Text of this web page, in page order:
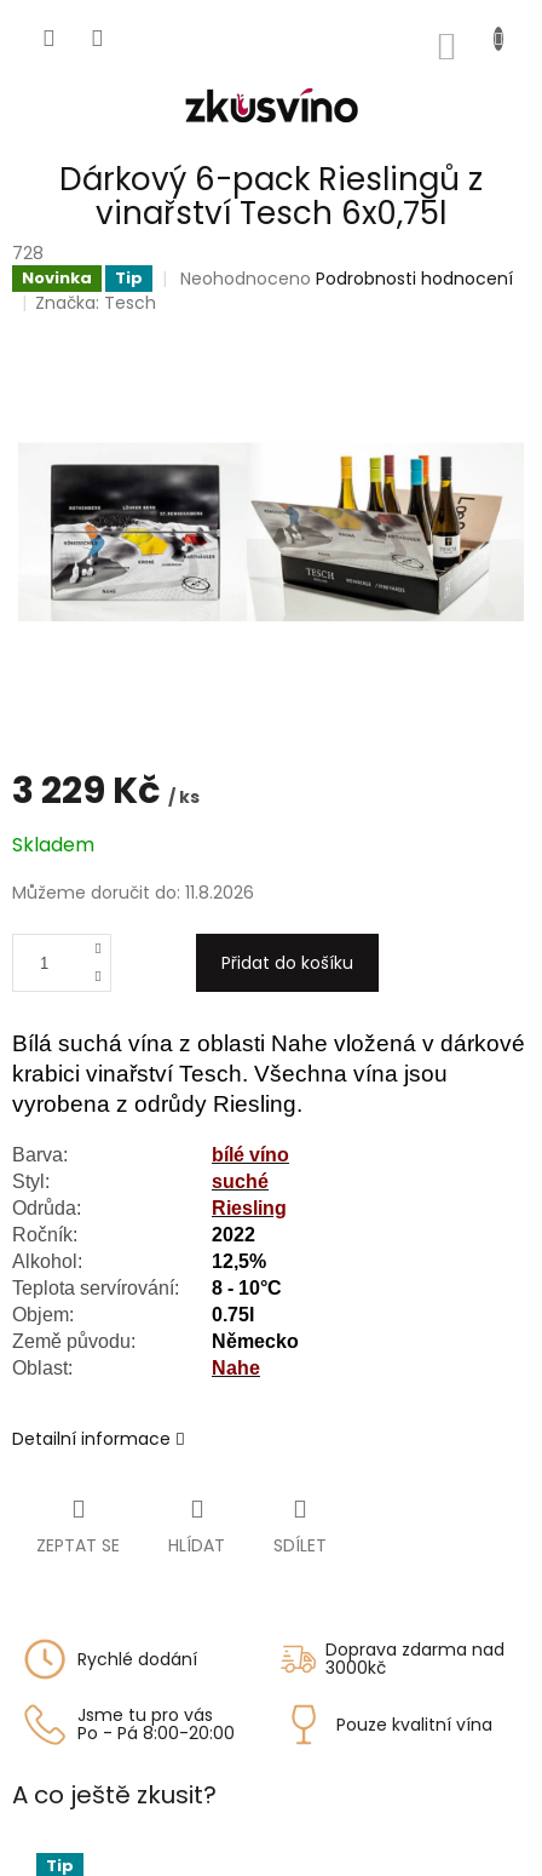
Dárkový 6-pack Rieslingů z
vinařství Tesch 6x0,75l
728
Novinka Tip
Průměrné
Neohodnoceno Podrobnosti hodnocení
Značka: Tesch
3 229 Kč / ks
Měrná
cena:
Skladem
Můžeme doručit do: 11.8.2026
Přidat do košíku
Bílá suchá vína z oblasti Nahe vložená v dárkové
krabici vinařství Tesch. Všechna vína jsou
vyrobena z odrůdy Riesling.
Barva:
bílé víno
Styl:
suché
Odrůda:
Riesling
Ročník:
2022
Alkohol:
12,5%
Teplota servírování:
8 - 10°C
Objem:
0.75l
Země původu:
Německo
Oblast:
Nahe
Detailní informace
ZEPTAT SE HLÍDAT SDÍLET
Rychlé dodání Doprava zdarma nad
3000kč
Jsme tu pro vás
Po - Pá 8:00-20:00 Pouze kvalitní vína
A co ještě zkusit?
Tip